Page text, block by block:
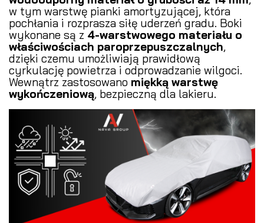
w tym warstwę pianki amortyzującej, która
pochłania i rozprasza siłę uderzeń gradu. Boki
wykonane są z 4-warstwowego materiału o
właściwościach paroprzepuszczalnych,
dzięki czemu umożliwiają prawidłową
cyrkulację powietrza i odprowadzanie wilgoci.
Wewnątrz zastosowano miękką warstwę
wykończeniową, bezpieczną dla lakieru.